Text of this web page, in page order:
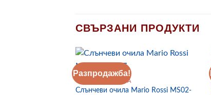
СВЪРЗАНИ ПРОДУКТИ
Разпродажба!
СЛЪНЧЕВИ ОЧИЛА
Слънчеви очила Mario Rossi MS02-